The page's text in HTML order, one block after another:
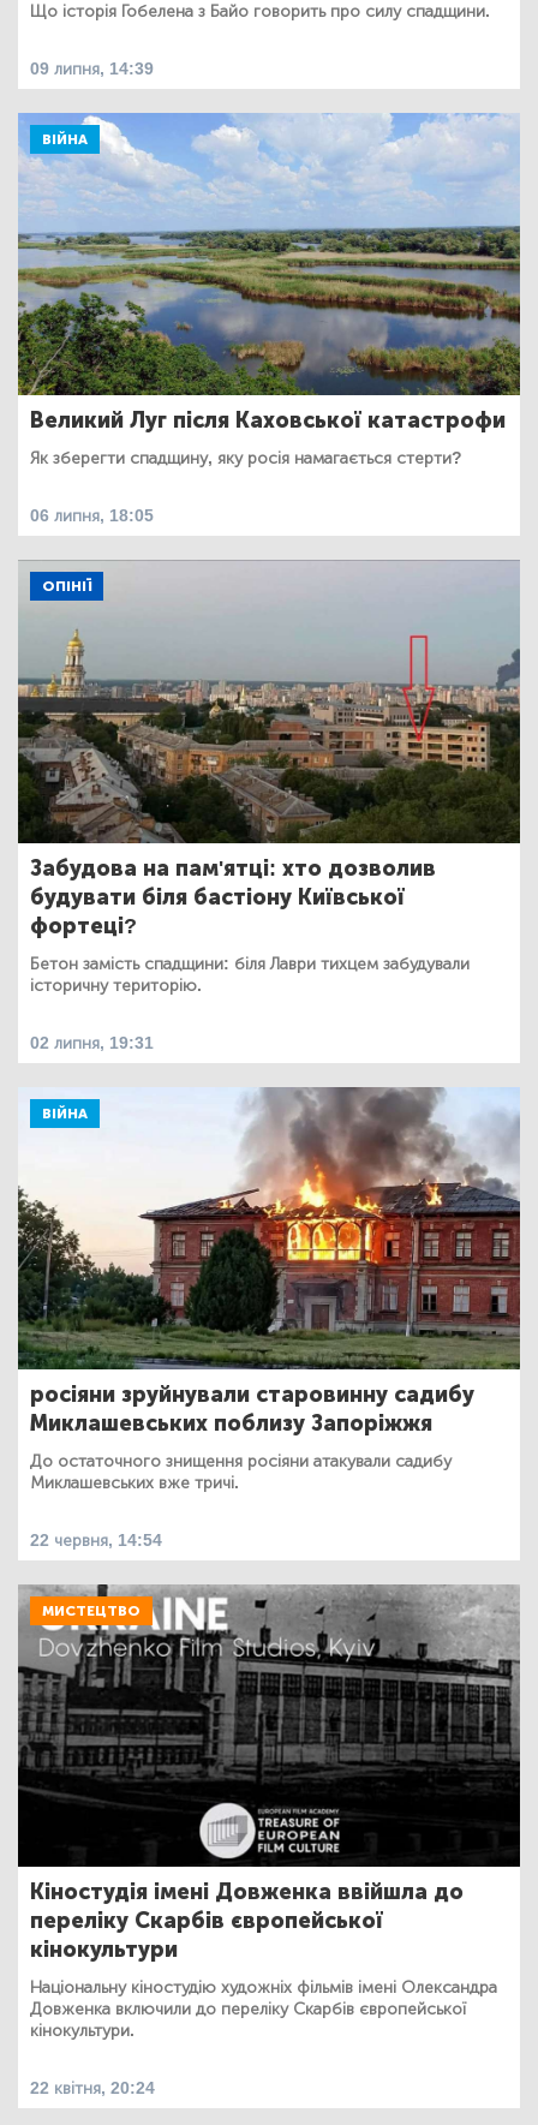
Що історія Гобелена з Байо говорить про силу спадщини.
09 липня, 14:39
ВІЙНА
Великий Луг після Каховської катастрофи
Як зберегти спадщину, яку росія намагається стерти?
06 липня, 18:05
ОПІНІЇ
Забудова на пам'ятці: хто дозволив
будувати біля бастіону Київської
фортеці?
Бетон замість спадщини: біля Лаври тихцем забудували
історичну територію.
02 липня, 19:31
ВІЙНА
росіяни зруйнували старовинну садибу
Миклашевських поблизу Запоріжжя
До остаточного знищення росіяни атакували садибу
Миклашевських вже тричі.
22 червня, 14:54
МИСТЕЦТВО
Кіностудія імені Довженка ввійшла до
переліку Скарбів європейської
кінокультури
Національну кіностудію художніх фільмів імені Олександра
Довженка включили до переліку Скарбів європейської
кінокультури.
22 квітня, 20:24